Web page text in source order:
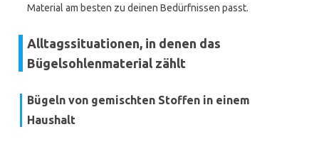
Material am besten zu deinen Bedürfnissen passt.
Alltagssituationen, in denen das
Bügelsohlenmaterial zählt
Bügeln von gemischten Stoffen in einem
Haushalt